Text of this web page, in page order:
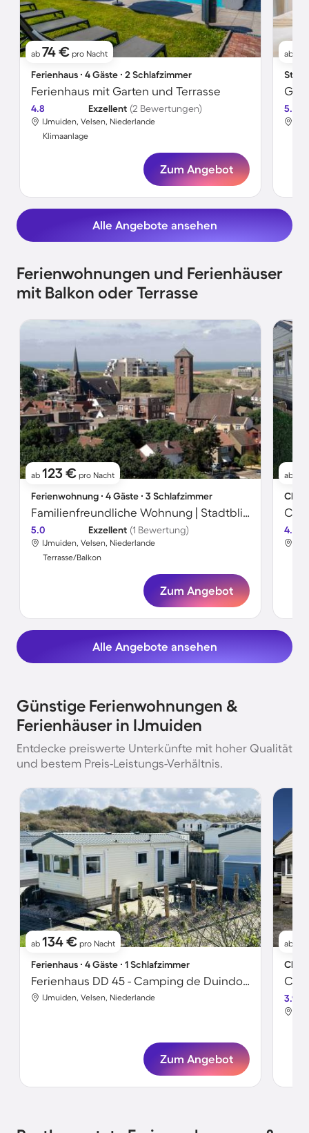
ab 74 € pro Nacht
Ferienhaus ∙ 4 Gäste ∙ 2 Schlafzimmer
Ferienhaus mit Garten und Terrasse
4.8 Exzellent (2 Bewertungen)
IJmuiden, Velsen, Niederlande
Klimaanlage
Zum Angebot
ab
5.0
Alle Angebote ansehen
Ferienwohnungen und Ferienhäuser
mit Balkon oder Terrasse
ab 123 € pro Nacht
Ferienwohnung ∙ 4 Gäste ∙ 3 Schlafzimmer
Familienfreundliche Wohnung | Stadtblick | Neben dem Strand | Ideal für Homeoffice
5.0 Exzellent (1 Bewertung)
IJmuiden, Velsen, Niederlande
Terrasse/Balkon
Zum Angebot
ab
4.5
Alle Angebote ansehen
Günstige Ferienwohnungen &
Ferienhäuser in IJmuiden
Entdecke preiswerte Unterkünfte mit hoher Qualität
und bestem Preis-Leistungs-Verhältnis.
ab 134 € pro Nacht
Ferienhaus ∙ 4 Gäste ∙ 1 Schlafzimmer
Ferienhaus DD 45 - Camping de Duindoorn - AIRCO
IJmuiden, Velsen, Niederlande
Zum Angebot
ab
3.9